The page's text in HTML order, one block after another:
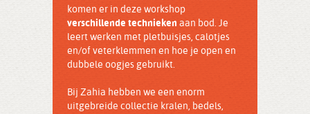
komen er in deze workshop
verschillende technieken aan bod. Je
leert werken met pletbuisjes, calotjes
en/of veterklemmen en hoe je open en
dubbele oogjes gebruikt.
Bij Zahia hebben we een enorm
uitgebreide collectie kralen, bedels,